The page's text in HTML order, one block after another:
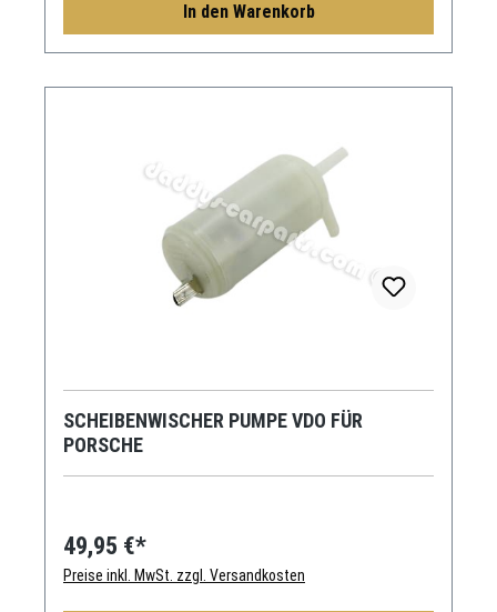
In den Warenkorb
SCHEIBENWISCHER PUMPE VDO FÜR
PORSCHE
49,95 €*
Preise inkl. MwSt. zzgl. Versandkosten